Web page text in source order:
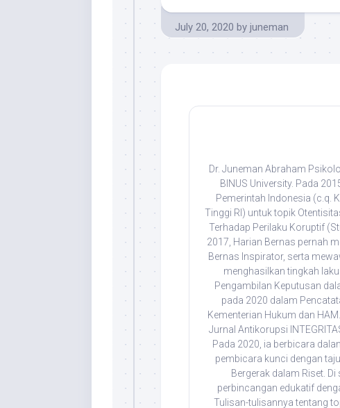
July 20, 2020 by juneman
Dr. Juneman Abraham
BINUS University. Pada
Pemerintah Indonesia (c.q.
Tinggi RI) untuk topik
Terhadap Perilaku Koruptif
2017, Harian Bernas pernah
Bernas Inspirator, serta
menghasilkan tingkah
Pengambilan Keputusan
pada 2020 dalam
Kementerian Hukum dan
Jurnal Antikorupsi
Pada 2020, ia berbicara
pembicara kunci dengan
Bergerak dalam Riset.
perbincangan edukatif
Tulisan-tulisannya tentang